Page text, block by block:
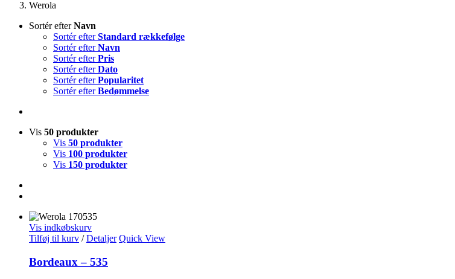
Werola
Sortér efterNavn
Sortér efterStandard rækkefølge
Sortér efterNavn
Sortér efterPris
Sortér efterDato
Sortér efterPopularitet
Sortér efterBedømmelse
Vis 50 produkter
Vis 50 produkter
Vis 100 produkter
Vis 150 produkter
Vis indkøbskurv
Tilføj til kurv / Detaljer Quick View
Bordeaux – 535